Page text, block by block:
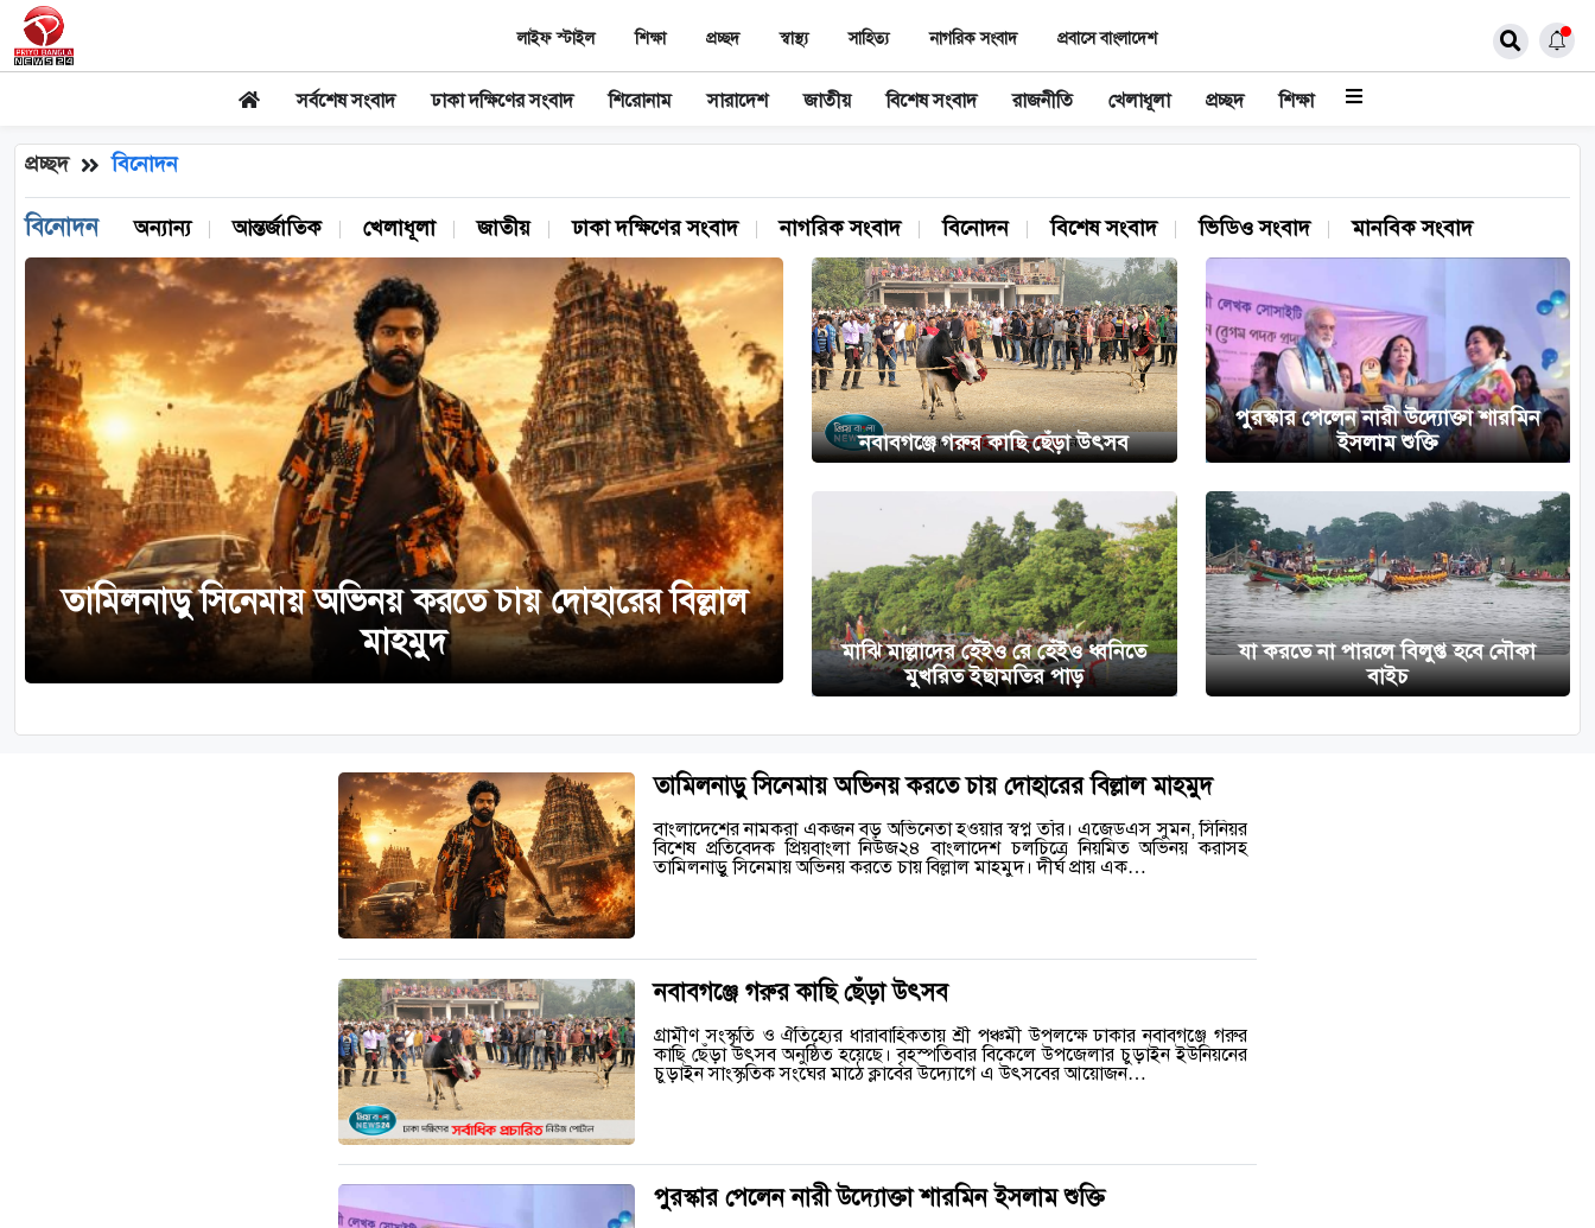
লাইফ স্টাইল শিক্ষা প্রচ্ছদ স্বাস্থ‌্য সাহিত‌্য নাগরিক সংবাদ প্রবাসে বাংলাদেশ
সর্বশেষ সংবাদ ঢাকা দক্ষিণের সংবাদ শিরোনাম সারাদেশ জাতীয় বিশেষ সংবাদ রাজনীতি খেলাধূলা প্রচ্ছদ শিক্ষা
প্রচ্ছদ বিনোদন
বিনোদন অন‌্যান‌্য আন্তর্জাতিক খেলাধূলা জাতীয় ঢাকা দক্ষিণের সংবাদ নাগরিক সংবাদ বিনোদন বিশেষ সংবাদ ভিডিও সংবাদ মানবিক সংবাদ
তামিলনাড়ু সিনেমায় অভিনয় করতে চায় দোহারের বিল্লাল
মাহমুদ
নবাবগঞ্জে গরুর কাছি ছেঁড়া উৎসব
পুরস্কার পেলেন নারী উদ্যোক্তা শারমিন
ইসলাম শুক্তি
মাঝি মাল্লাদের হেঁইও রে হেঁইও ধ্বনিতে
মুখরিত ইছামতির পাড়
যা করতে না পারলে বিলুপ্ত হবে নৌকা
বাইচ
তামিলনাড়ু সিনেমায় অভিনয় করতে চায় দোহারের বিল্লাল মাহমুদ
বাংলাদেশের নামকরা একজন বড় অভিনেতা হওয়ার স্বপ্ন তাঁর। এজেডএস সুমন, সিনিয়র
বিশেষ প্রতিবেদক প্রিয়বাংলা নিউজ২৪ বাংলাদেশ চলচিত্রে নিয়মিত অভিনয় করাসহ
তামিলনাড়ু সিনেমায় অভিনয় করতে চায় বিল্লাল মাহমুদ। দীর্ঘ প্রায় এক…
নবাবগঞ্জে গরুর কাছি ছেঁড়া উৎসব
গ্রামীণ সংস্কৃতি ও ঐতিহ্যের ধারাবাহিকতায় শ্রী পঞ্চমী উপলক্ষে ঢাকার নবাবগঞ্জে গরুর
কাছি ছেঁড়া উৎসব অনুষ্ঠিত হয়েছে। বৃহস্পতিবার বিকেলে উপজেলার চুড়াইন ইউনিয়নের
চুড়াইন সাংস্কৃতিক সংঘের মাঠে ক্লাবের উদ্যোগে এ উৎসবের আয়োজন…
পুরস্কার পেলেন নারী উদ্যোক্তা শারমিন ইসলাম শুক্তি